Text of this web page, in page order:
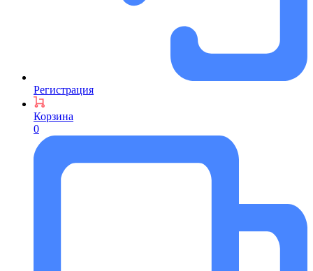
Регистрация
Корзина
0